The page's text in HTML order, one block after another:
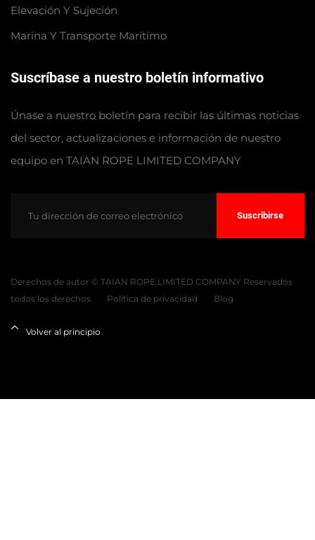
Elevación Y Sujeción
Marina Y Transporte Marítimo
Suscríbase a nuestro boletín informativo
Únase a nuestro boletín para recibir las últimas noticias
del sector, actualizaciones e información de nuestro
equipo en TAIAN ROPE LIMITED COMPANY
Suscribirse
Derechos de autor © TAIAN ROPE LIMITED COMPANY Reservados
todos los derechos
Política de privacidad Blog
Volver al principio